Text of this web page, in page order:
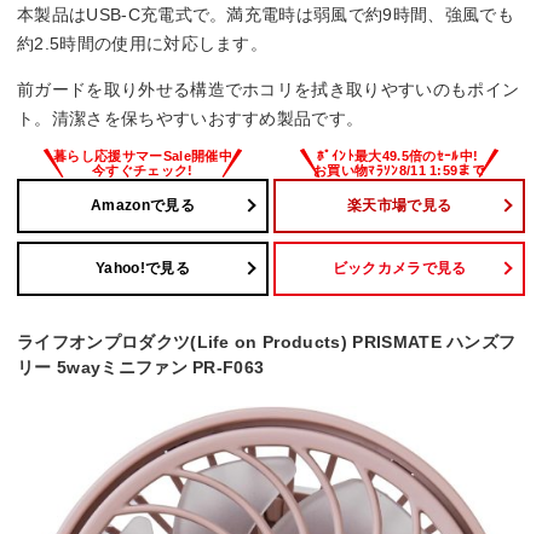
本製品はUSB-C充電式で。満充電時は弱風で約9時間、強風でも
約2.5時間の使用に対応します。
前ガードを取り外せる構造でホコリを拭き取りやすいのもポイン
ト。清潔さを保ちやすいおすすめ製品です。
Amazonで見る 楽天市場で見る
Yahoo!で見る ビックカメラで見る
ライフオンプロダクツ(Life on Products) PRISMATE ハンズフ
リー 5wayミニファン PR-F063